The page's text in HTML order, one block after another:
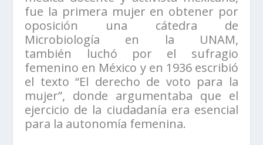
fue la primera mujer en obtener por
oposición una cátedra de
Microbiología en la UNAM,
también luchó por el sufragio
femenino en México y en 1936 escribió
el texto “El derecho de voto para la
mujer”, donde argumentaba que el
ejercicio de la ciudadanía era esencial
para la autonomía femenina.